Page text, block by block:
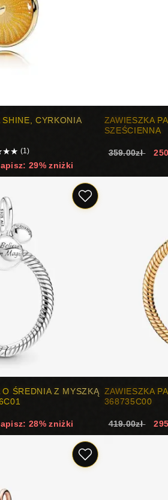
SHINE, CYRKONIA
★★ (1)
29% zniżki
ZAWIESZKA
SZEŚCIENNA
359.00zł
O ŚREDNIA Z MYSZKĄ
28% zniżki
ZAWIESZKA
368735C00
419.00zł